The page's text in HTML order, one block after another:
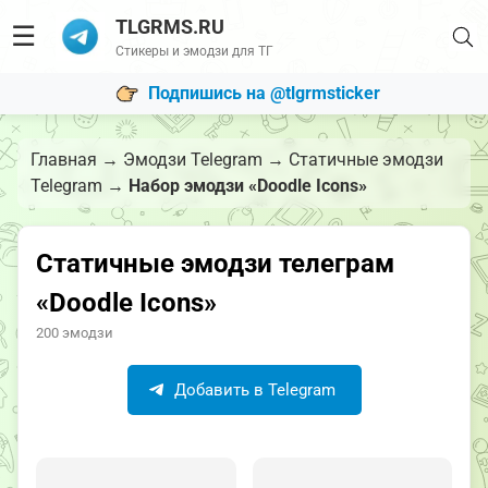
☰ TLGRMS.RU
Стикеры и эмодзи для ТГ
Подпишись на @tlgrmsticker
Главная → Эмодзи Telegram → Статичные эмодзи
Telegram → Набор эмодзи «Doodle Icons»
Статичные эмодзи телеграм
«Doodle Icons»
200 эмодзи
Добавить в Telegram